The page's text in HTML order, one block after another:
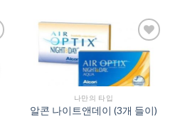
Add to
Wishlist
나만의 타입
알콘 나이트앤데이 (3개 들이)